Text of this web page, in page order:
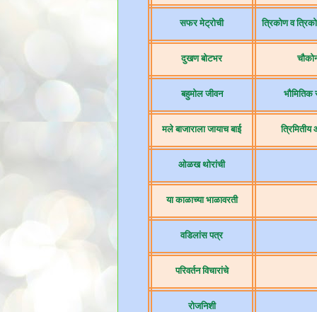
सफर मेट्रोची त्रिकोण व
दुखण बोटभर
बहुमोल जीवन भौमितिक
मले बाजाराला जायाच बाई
ओळख थोरांची
या काळाच्या भाळावरती
वडिलांस पत्र
परिवर्तन विचारांचे
रोजनिशी